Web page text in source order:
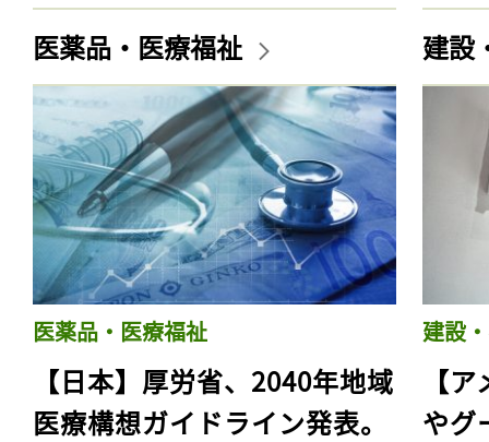
医薬品・医療福祉
医薬品・医療福祉
【日本】厚労省、2040年地域
医療構想ガイドライン発表。
建設
建設
【
やグ